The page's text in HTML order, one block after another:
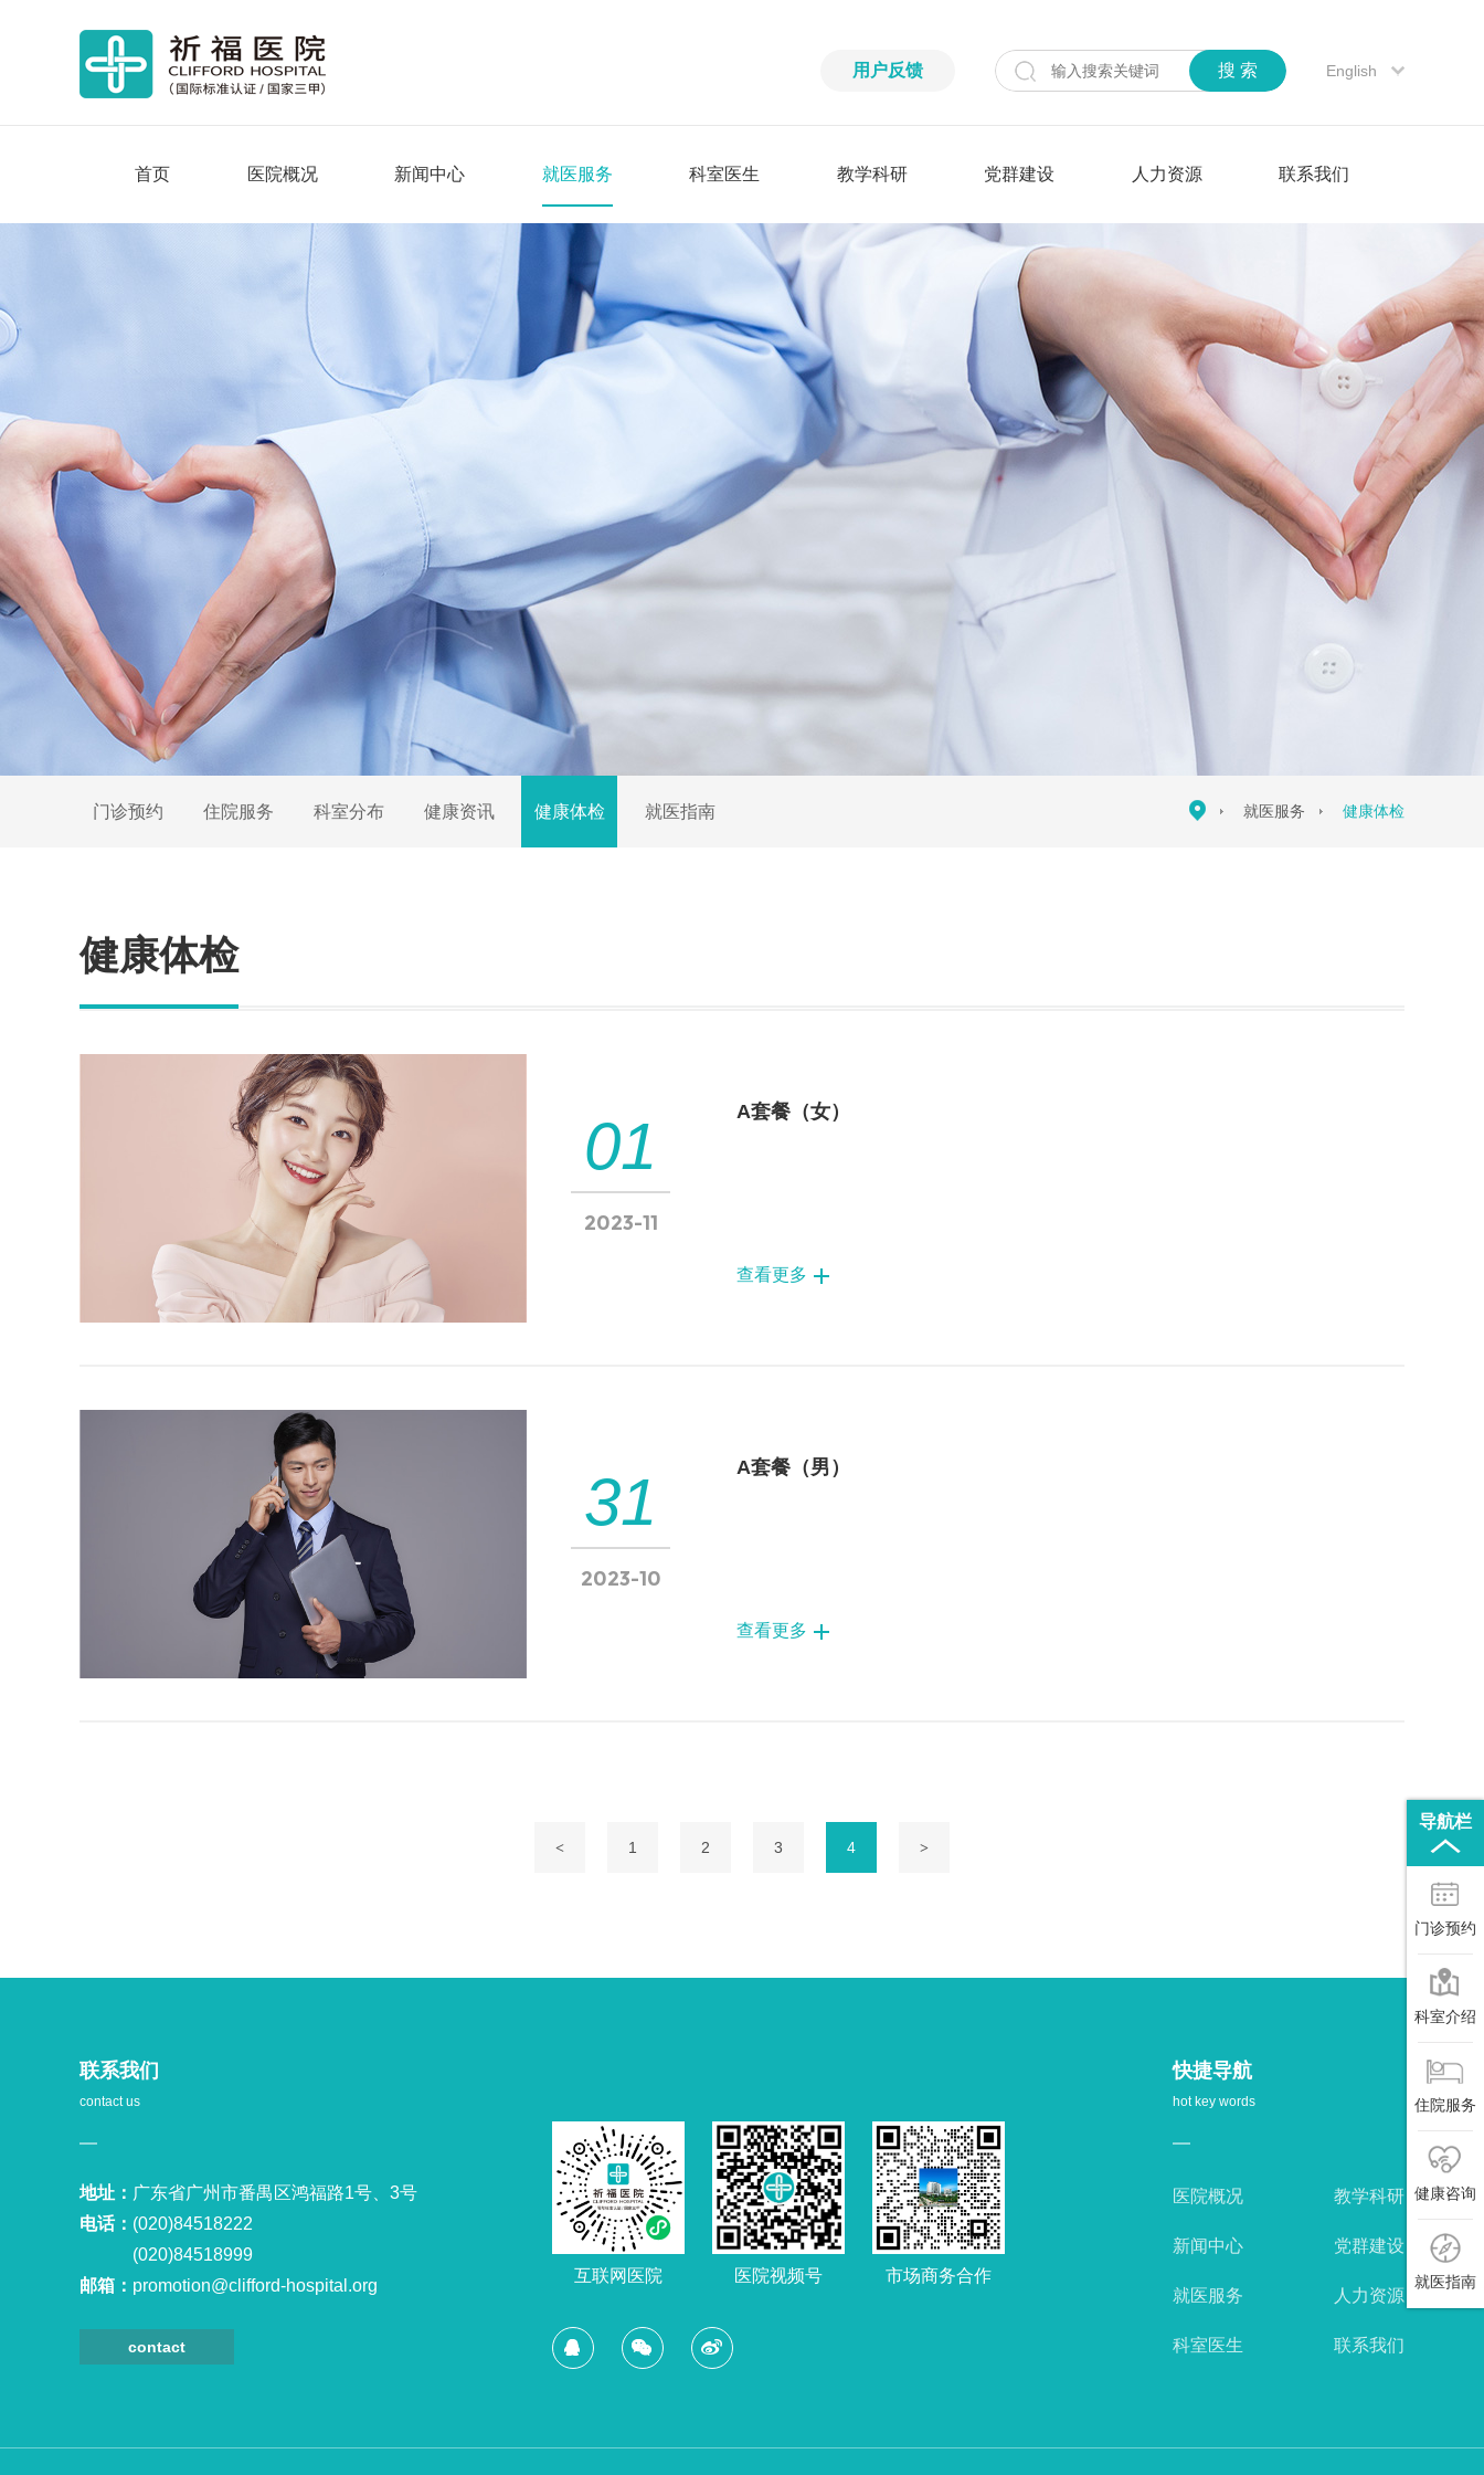
用户反馈 搜 索 English
首页 医院概况 新闻中心 就医服务 科室医生 教学科研 党群建设 人力资源 联系我们
门诊预约 住院服务 科室分布 健康资讯 健康体检 就医指南 就医服务 健康体检
健康体检
01
2023-11
A套餐（女）
查看更多
31
2023-10
A套餐（男）
查看更多
1 2 3 4
联系我们
contact us
地址： 广东省广州市番禺区鸿福路1号、3号
电话： (020)84518222
(020)84518999
邮箱： promotion@clifford-hospital.org
contact
互联网医院 医院视频号 市场商务合作
快捷导航
hot key words
医院概况
新闻中心
就医服务
科室医生
教学科研
党群建设
人力资源
联系我们
导航栏
门诊预约
科室介绍
住院服务
健康咨询
就医指南